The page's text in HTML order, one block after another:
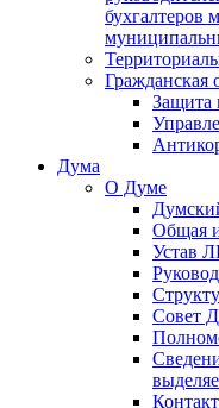
бухгалтеров
Гражданская
Защита
Дума
О Думе
Общая
Устав
Совет